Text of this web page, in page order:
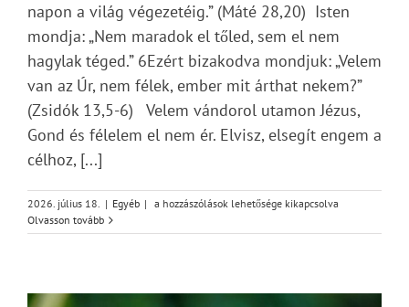
napon a világ végezetéig.” (Máté 28,20) Isten
mondja: „Nem maradok el tőled, sem el nem
hagylak téged.” 6Ezért bizakodva mondjuk: „Velem
van az Úr, nem félek, ember mit árthat nekem?”
(Zsidók 13,5-6) Velem vándorol utamon Jézus,
Gond és félelem el nem ér. Elvisz, elsegít engem a
célhoz, [...]
2026. július 18. | Egyéb | Imádság
2026
a hozzászólások lehetősége kikapcsolva
Olvasson tovább